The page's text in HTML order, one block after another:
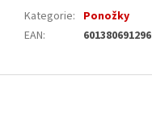
Kategorie: Ponožky
EAN: